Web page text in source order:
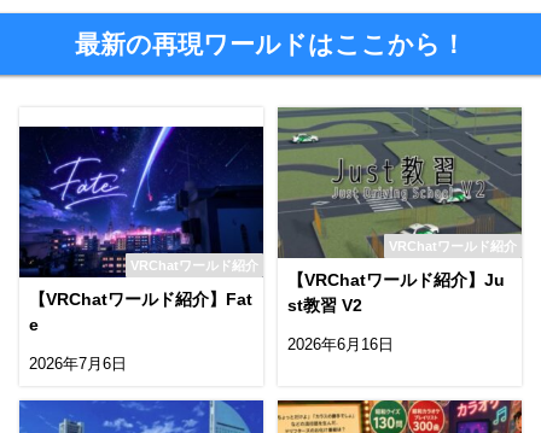
最新の再現ワールドはここから！
VRChatワールド紹介
【VRChatワールド紹介】Fat
e
2026年7月6日
VRChatワールド紹介
【VRChatワールド紹介】Ju
st教習 V2
2026年6月16日